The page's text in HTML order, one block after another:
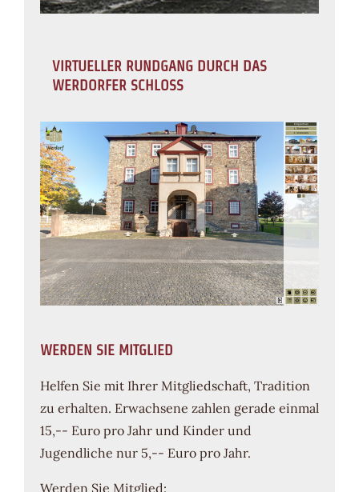
VIRTUELLER RUNDGANG DURCH DAS
WERDORFER SCHLOSS
WERDEN SIE MITGLIED
Helfen Sie mit Ihrer Mitgliedschaft, Tradition
zu erhalten. Erwachsene zahlen gerade einmal
15,-- Euro pro Jahr und Kinder und
Jugendliche nur 5,-- Euro pro Jahr.
Werden Sie Mitglied: